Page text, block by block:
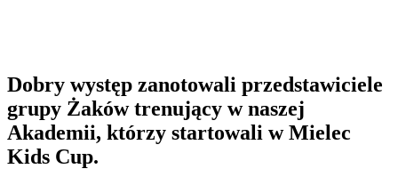
Dobry występ zanotowali przedstawiciele
grupy Żaków trenujący w naszej
Akademii, którzy startowali w Mielec
Kids Cup.